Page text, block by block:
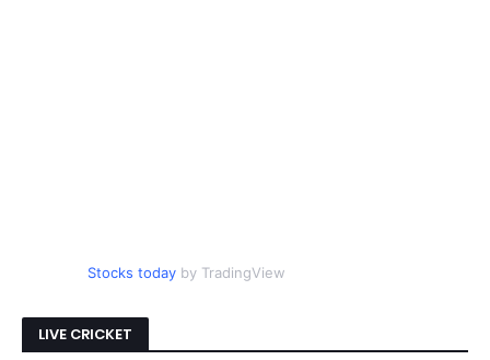
Stocks todayby TradingView
LIVE CRICKET